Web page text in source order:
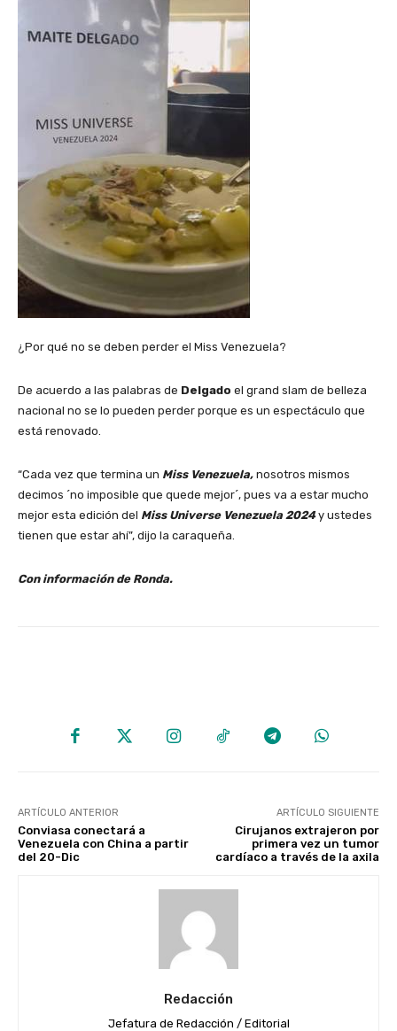
¿Por qué no se deben perder el Miss Venezuela?
De acuerdo a las palabras de Delgado el grand slam de belleza
nacional no se lo pueden perder porque es un espectáculo que
está renovado.
“Cada vez que termina un Miss Venezuela, nosotros mismos
decimos ´no imposible que quede mejor´, pues va a estar mucho
mejor esta edición del Miss Universe Venezuela 2024y ustedes
tienen que estar ahí”, dijo la caraqueña.
Con información de Ronda.
ARTÍCULO ANTERIOR
Conviasa conectará a
Venezuela con China a partir
del 20-Dic
ARTÍCULO SIGUIENTE
Cirujanos extrajeron por
primera vez un tumor
cardíaco a través de la axila
Redacción
Jefatura de Redacción / Editorial